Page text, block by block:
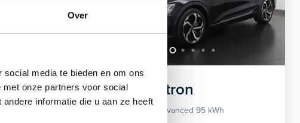
Over
media te bieden en om ons
onze partners voor social
informatie die u aan ze heeft
Audi e-tron
55 quattro Advanced 95 kWh